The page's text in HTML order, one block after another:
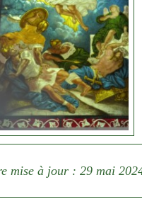
mise à jour : 29 mai